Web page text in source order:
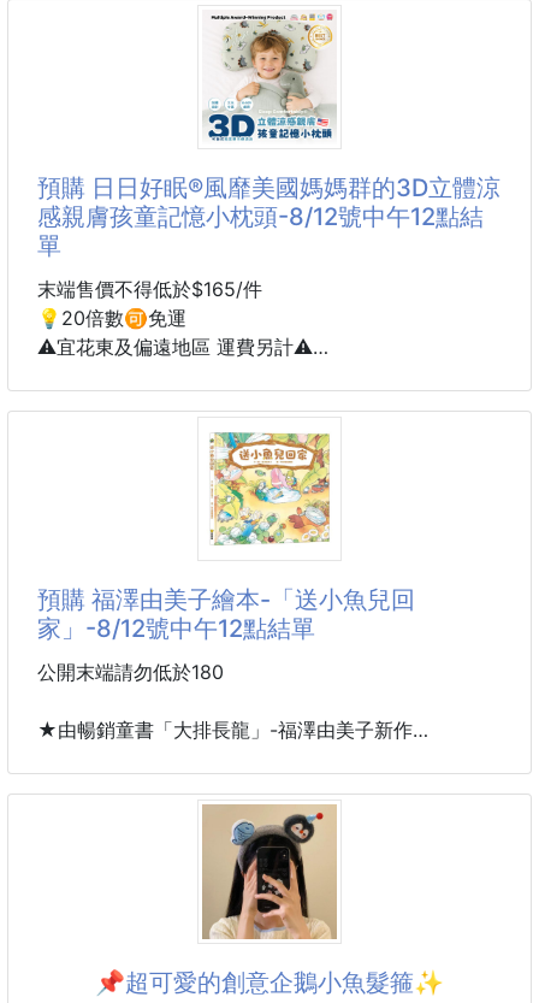
採用優質材質，耐摔耐造不怕嗑碰；全件邊角經過圓滑
處理，無銳角不刮手，讓寶貝安心玩耍，爸
平常數量超少員購都用搶的～
老闆說員工沒這麼多😂😂😂
歡迎大家一起買🎉🎉🎉
✅ 只有蒸熟，保留最原始的鮮甜
爆炸好吃的魚蛋蛋‼️
小火油煎👉放涼切片👉擠上美乃滋
咬下去ㄉㄨㄞㄉㄨㄞ的好好吃
大小朋友都超愛它💕💕
家裡餐桌出現魚蛋蛋都要用搶的😂😂😂
這次這種隱藏版規格
表面煎恰恰切片擠沙拉好好吃
大小朋友都超愛～整條用啃的也沒關係🤤
❌非市售二
預購 日日好眠®風靡美國媽媽群的3D立體涼
感親膚孩童記憶小枕頭-8/12號中午12點結
單
末端售價不得低於$165/件
💡20倍數🉑️免運
⚠️宜花東及偏遠地區 運費另計⚠️
🔥⏩新品上市⏪🔥
💎日日好眠®風靡美國媽媽群的3D立體涼感親膚孩童
記憶小枕頭(共6款)💎
真的後悔太晚發現了‼️以前睡前滾30分鐘，現在直接躺
平入睡💤
超過萬位媽媽都在推薦的睡眠神器🏆最近最成功的一
樣睡到滿頭大汗💦
閉著眼睛瘋狂翻來覆去，腳指頭直接往我臉上踹👣
全家天天上演這種悲劇，對身心真的是極大考驗😭
幸好上週在媽媽群看到這款風靡美國媽媽圈的睡眠救星
預購 福澤由美子繪本-「送小魚兒回
家」-8/12號中午12點結單
公開末端請勿低於180
★由暢銷童書「大排長龍」-福澤由美子新作
書名：「送小魚兒回家」
大雨過後的清晨，小雨蛙在屋外水窪裡發現了一條迷路
原來在昨晚的暴風雨中，這隻小青鱂魚在池塘邊看著雨
📌超可愛的創意企鵝小魚髮箍✨